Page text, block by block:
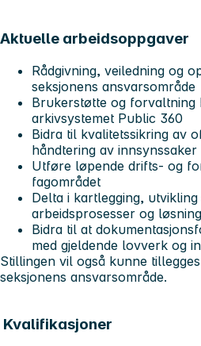
Aktuelle arbeidsoppgaver
Rådgivning, veiledning og
seksjonens ansvarsområde
Brukerstøtte og forvaltning
arkivsystemet Public 360
Bidra til kvalitetssikring av
håndtering av innsynssaker
Utføre løpende drifts- og
fagområdet
Delta i kartlegging,
arbeidsprosesser og
Bidra til at
med gjeldende lovverk og
Stillingen vil også kunne
seksjonens ansvarsområde.
Kvalifikasjoner